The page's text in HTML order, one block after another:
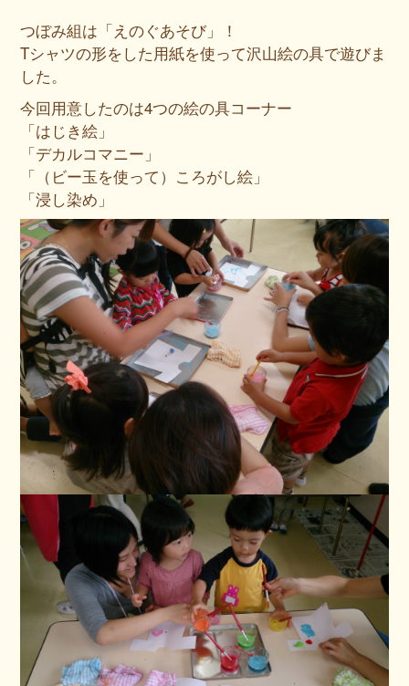
つぼみ組は「えのぐあそび」！
Tシャツの形をした用紙を使って沢山絵の具で遊びま
した。
今回用意したのは4つの絵の具コーナー
「はじき絵」
「デカルコマニー」
「（ビー玉を使って）ころがし絵」
「浸し染め」